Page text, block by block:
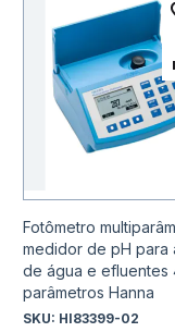
Fotômetro
medidor de pH para
de água e efluentes
parâmetros Hanna
SKU: HI83399-02